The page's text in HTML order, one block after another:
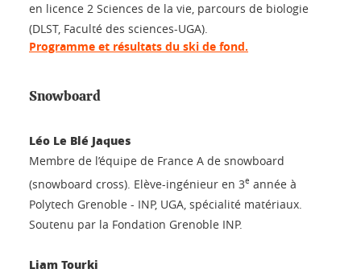
en licence 2 Sciences de la vie, parcours de biologie
(DLST, Faculté des sciences-UGA).
Programme et résultats du ski de fond.
Snowboard
Léo Le Blé Jaques
Membre de l’équipe de France A de snowboard
(snowboard cross). Elève-ingénieur en 3e année à
Polytech Grenoble - INP, UGA, spécialité matériaux.
Soutenu par la Fondation Grenoble INP.
Liam Tourki